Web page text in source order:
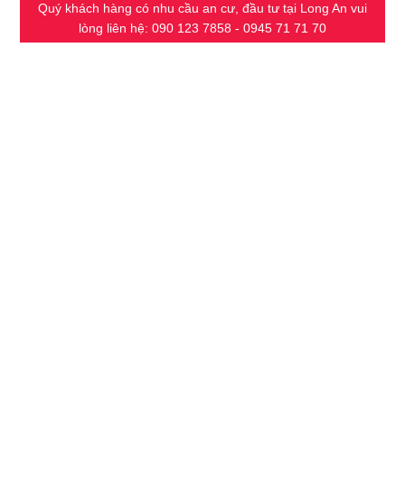
Quý khách hàng có nhu cầu an cư, đầu tư tại Long An vui
lòng liên hệ: 090 123 7858 - 0945 71 71 70